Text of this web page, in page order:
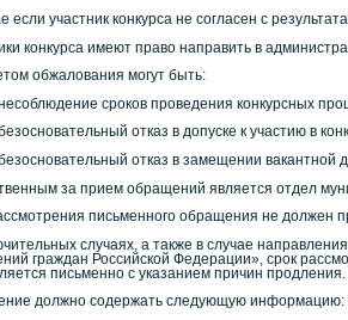
если участник конкурса не согласен с
конкурса имеют право направить в
обжалования могут быть:
сроков проведения конкурсных
отказ в допуске к участию в
отказ в замещении вакантной
за прием обращений является отдел
письменного обращения не должен
случаях, а также в случае
граждан Российской Федерации», срок
письменно с указанием причин продления.
должно содержать следующую информацию: